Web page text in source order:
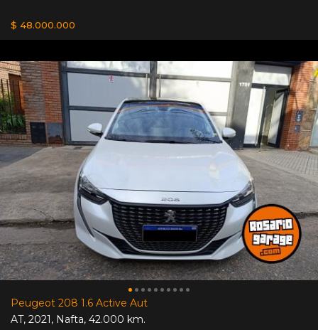
$ 48.000.000
Peugeot 208 1.6 Active Aut
AT, 2021, Nafta, 42.000 km.